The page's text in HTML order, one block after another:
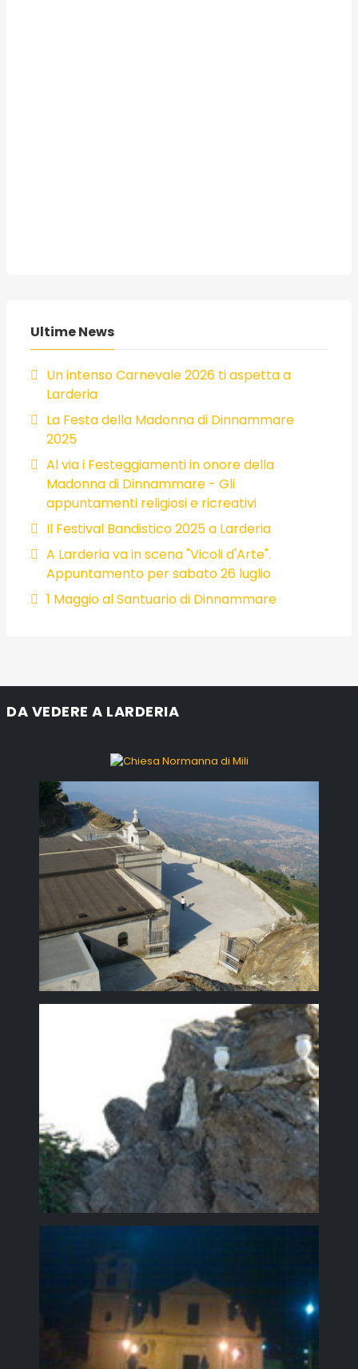
Ultime News
Un intenso Carnevale 2026 ti aspetta a
Larderia
La Festa della Madonna di Dinnammare
2025
Al via i Festeggiamenti in onore della
Madonna di Dinnammare - Gli
appuntamenti religiosi e ricreativi
Il Festival Bandistico 2025 a Larderia
A Larderia va in scena "Vicoli d'Arte".
Appuntamento per sabato 26 luglio
1 Maggio al Santuario di Dinnammare
DA VEDERE A LARDERIA